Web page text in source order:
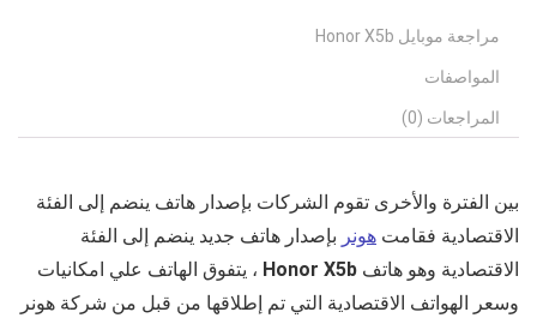
مراجعة موبايل Honor X5b
المواصفات
المراجعات (0)
بين الفترة والأخرى تقوم الشركات بإصدار هاتف ينضم إلى الفئة
الاقتصادية فقامت هونر بإصدار هاتف جديد ينضم إلى الفئة
الاقتصادية وهو هاتف Honor X5b ، يتفوق الهاتف علي امكانيات
وسعر الهواتف الاقتصادية التي تم إطلاقها من قبل من شركة هونر